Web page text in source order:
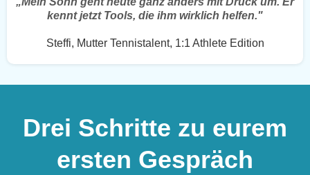
kennt jetzt Tools, die ihm wirklich helfen."
Steffi, Mutter Tennistalent, 1:1 Athlete Edition
Drei Schritte zu eurem
ersten Gespräch